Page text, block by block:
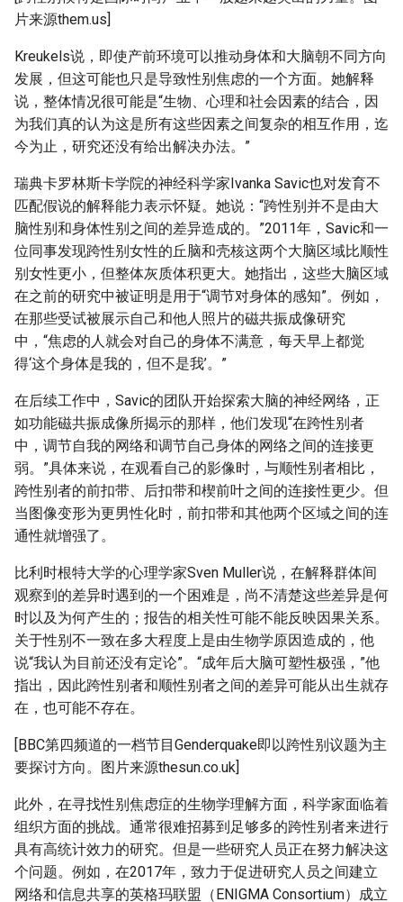
片来源them.us]
Kreukels说，即使产前环境可以推动身体和大脑朝不同方向
发展，但这可能也只是导致性别焦虑的一个方面。她解释
说，整体情况很可能是“生物、心理和社会因素的结合，因
为我们真的认为这是所有这些因素之间复杂的相互作用，迄
今为止，研究还没有给出解决办法。”
瑞典卡罗林斯卡学院的神经科学家Ivanka Savic也对发育不
匹配假说的解释能力表示怀疑。她说：“跨性别并不是由大
脑性别和身体性别之间的差异造成的。”2011年，Savic和一
位同事发现跨性别女性的丘脑和壳核这两个大脑区域比顺性
别女性更小，但整体灰质体积更大。她指出，这些大脑区域
在之前的研究中被证明是用于“调节对身体的感知”。例如，
在那些受试被展示自己和他人照片的磁共振成像研究
中，“焦虑的人就会对自己的身体不满意，每天早上都觉
得‘这个身体是我的，但不是我’。”
在后续工作中，Savic的团队开始探索大脑的神经网络，正
如功能磁共振成像所揭示的那样，他们发现“在跨性别者
中，调节自我的网络和调节自己身体的网络之间的连接更
弱。”具体来说，在观看自己的影像时，与顺性别者相比，
跨性别者的前扣带、后扣带和楔前叶之间的连接性更少。但
当图像变形为更男性化时，前扣带和其他两个区域之间的连
通性就增强了。
比利时根特大学的心理学家Sven Muller说，在解释群体间
观察到的差异时遇到的一个困难是，尚不清楚这些差异是何
时以及为何产生的；报告的相关性可能不能反映因果关系。
关于性别不一致在多大程度上是由生物学原因造成的，他
说“我认为目前还没有定论”。“成年后大脑可塑性极强，”他
指出，因此跨性别者和顺性别者之间的差异可能从出生就存
在，也可能不存在。
[BBC第四频道的一档节目Genderquake即以跨性别议题为主
要探讨方向。图片来源thesun.co.uk]
此外，在寻找性别焦虑症的生物学理解方面，科学家面临着
组织方面的挑战。通常很难招募到足够多的跨性别者来进行
具有高统计效力的研究。但是一些研究人员正在努力解决这
个问题。例如，在2017年，致力于促进研究人员之间建立
网络和信息共享的英格玛联盟（ENIGMA Consortium）成立